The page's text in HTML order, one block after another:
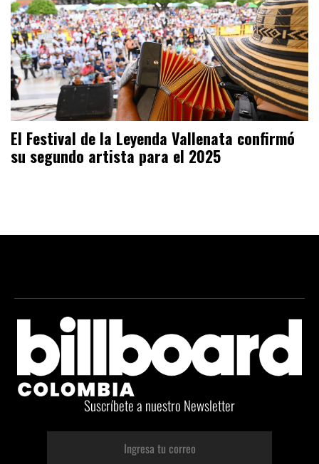
El Festival de la Leyenda Vallenata confirmó
su segundo artista para el 2025
Suscríbete a nuestro Newsletter